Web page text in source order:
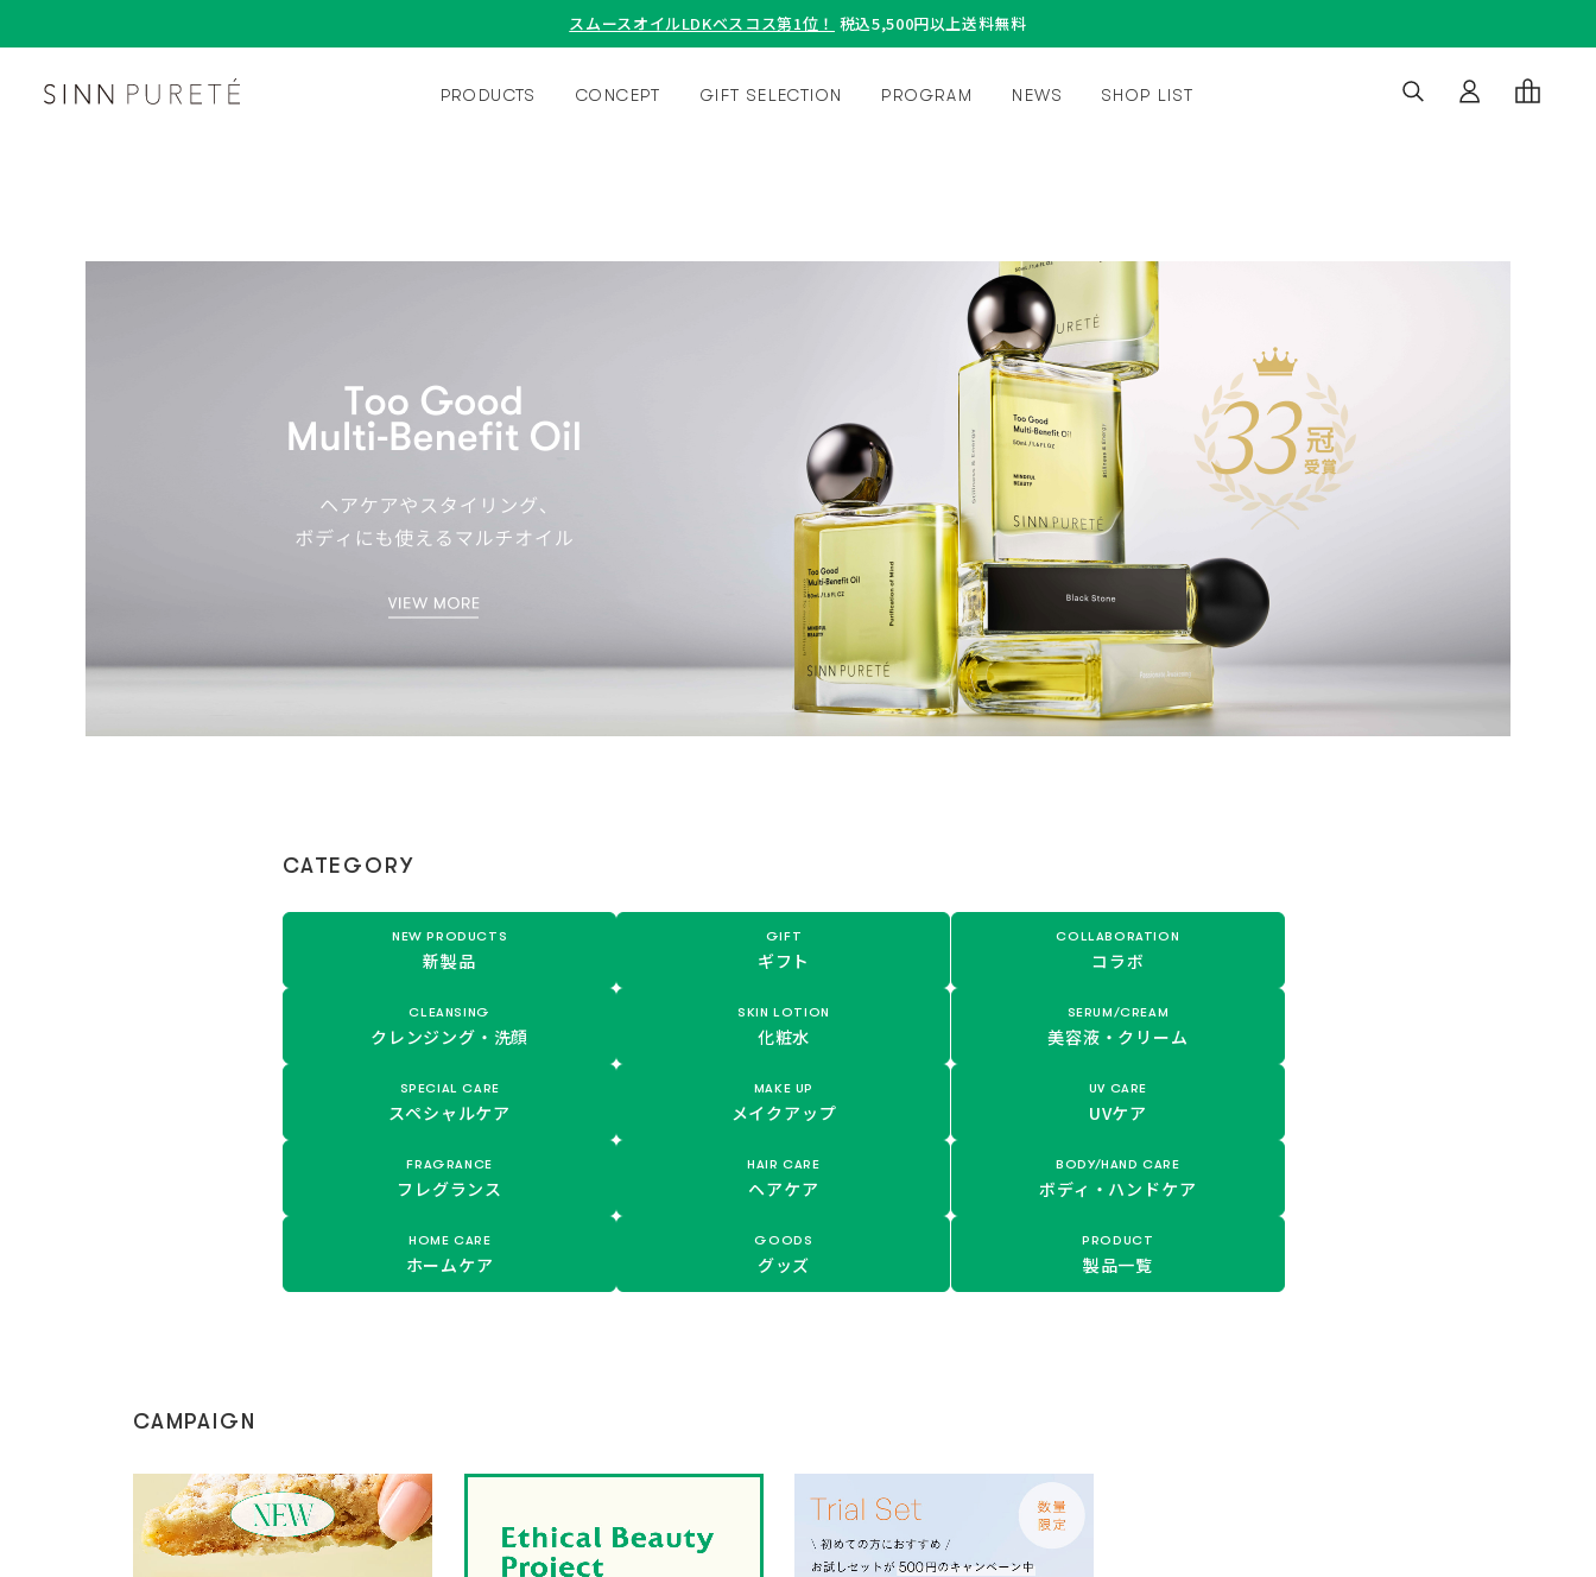
スムースオイルLDKベスコス第1位！ 税込5,500円以上送料無料
PRODUCTS CONCEPT GIFT SELECTION PROGRAM NEWS SHOP LIST
CATEGORY
NEW PRODUCTS
新製品
GIFT
ギフト
COLLABORATION
コラボ
CLEANSING
クレンジング・ 洗顔
SKIN LOTION
化粧水
SERUM/CREAM
美容液・ クリーム
SPECIAL CARE
スペシャルケア
MAKE UP
メイクアップ
UV CARE
UVケア
FRAGRANCE
フレグランス
HAIR CARE
ヘアケア
BODY/HAND CARE
ボディ・ ハンドケア
HOME CARE
ホームケア
GOODS
グッズ
PRODUCT
製品一覧
CAMPAIGN